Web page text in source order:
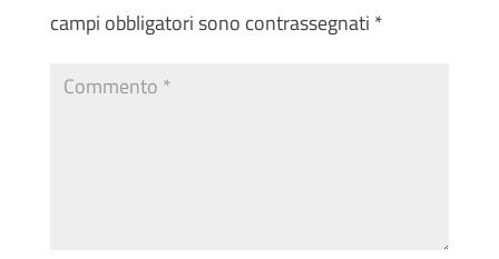
campi obbligatori sono contrassegnati *